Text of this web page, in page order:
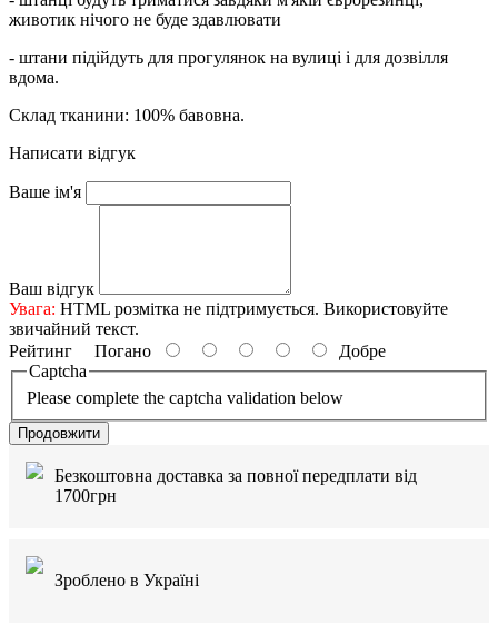
животик нічого не буде здавлювати
- штани підійдуть для прогулянок на вулиці і для дозвілля
вдома.
Склад тканини: 100% бавовна.
Написати відгук
Ваше ім'я
Ваш відгук
Увага: HTML розмітка не підтримується. Використовуйте
звичайний текст.
Рейтинг Погано
Добре
Captcha
Please complete the captcha validation below
Продовжити
Безкоштовна доставка за повної передплати від
1700грн
Зроблено в Україні